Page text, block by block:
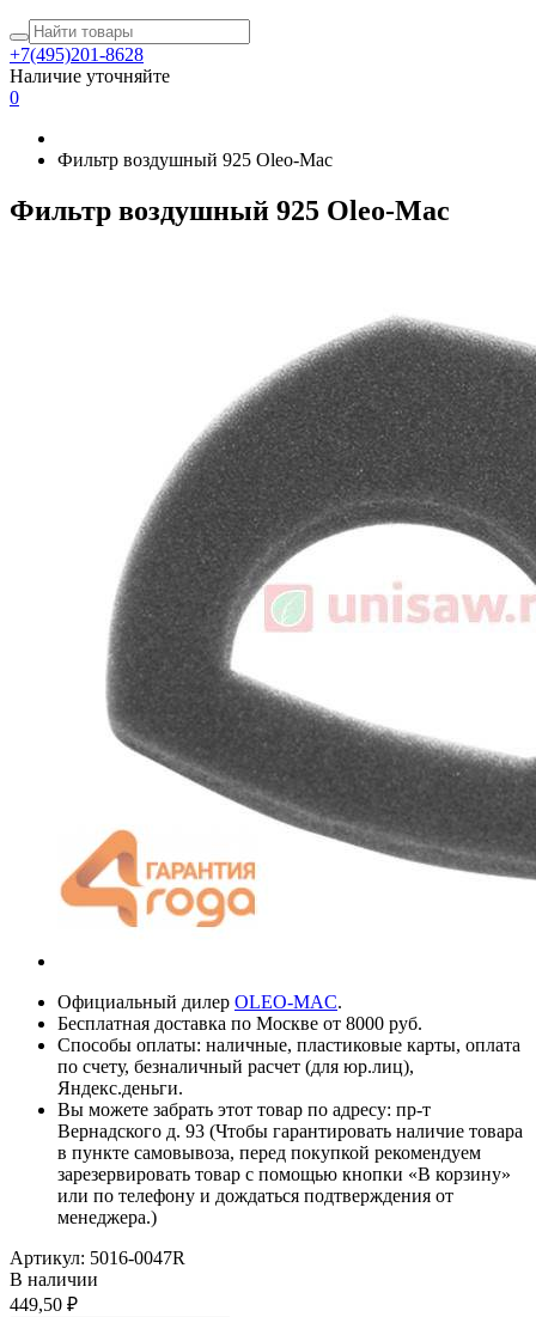
+7(495)201-8628
Наличие уточняйте
0
Фильтр воздушный 925 Oleo-Mac
Фильтр воздушный 925 Oleo-Mac
Официальный дилер OLEO-MAC.
Бесплатная доставка по Москве от 8000 руб.
Способы оплаты: наличные, пластиковые карты, оплата
по счету, безналичный расчет (для юр.лиц),
Яндекс.деньги.
Вы можете забрать этот товар по адресу: пр-т
Вернадского д. 93 (Чтобы гарантировать наличие товара
в пункте самовывоза, перед покупкой рекомендуем
зарезервировать товар с помощью кнопки «В корзину»
или по телефону и дождаться подтверждения от
менеджера.)
Артикул: 5016-0047R
В наличии
449,50